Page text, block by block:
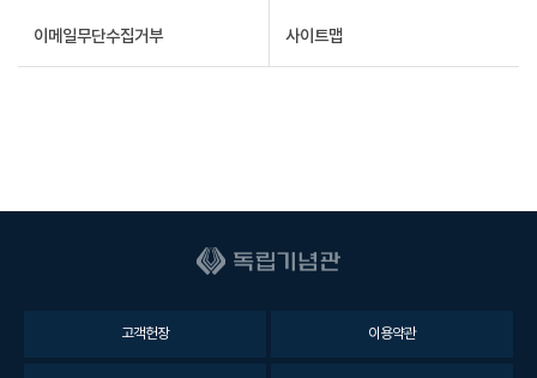
이메일무단수집거부 사이트맵
고객헌장 이용약관